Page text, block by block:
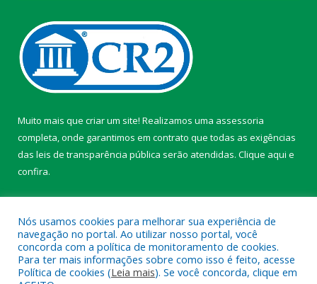
Muito mais que criar um site! Realizamos uma assessoria
completa, onde garantimos em contrato que todas as exigências
das leis de transparência pública serão atendidas. Clique aqui e
confira.
Todos os direitos reservados a Câmara Municipal de Itaporã.
Nós usamos cookies para melhorar sua experiência de
navegação no portal. Ao utilizar nosso portal, você
concorda com a política de monitoramento de cookies.
Para ter mais informações sobre como isso é feito, acesse
Política de cookies (Leia mais). Se você concorda, clique em